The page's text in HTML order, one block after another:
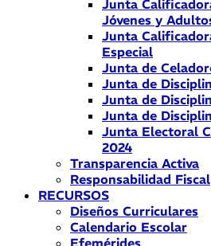
Junta
Jóvenes y
Junta
Especial
Junta de
Junta de
Junta de
Junta de
Junta Electoral
2024
Transparencia Activa
Responsabilidad Fiscal
RECURSOS
Diseños Curriculares
Calendario Escolar
Efemérides